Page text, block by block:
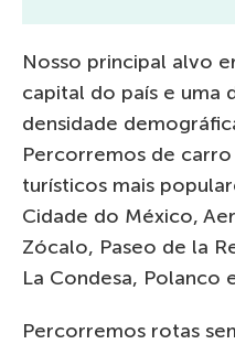
Nosso principal alvo
capital do país e uma
densidade
Percorremos de
turísticos mais
Cidade do México,
Zócalo, Paseo de la
La Condesa, Polanco
Percorremos rotas